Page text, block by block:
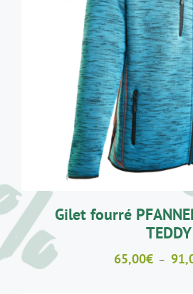
CHOIX DES OPTIONS
Gilet fourré
TEDDY
65,00€ –